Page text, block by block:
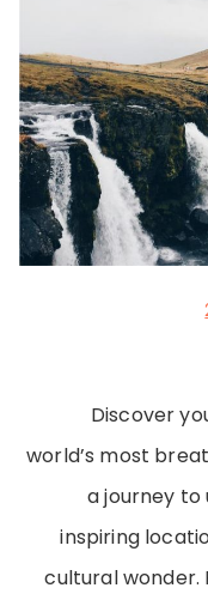
Discover
world’s most
a journey to
inspiring
cultural wonder.